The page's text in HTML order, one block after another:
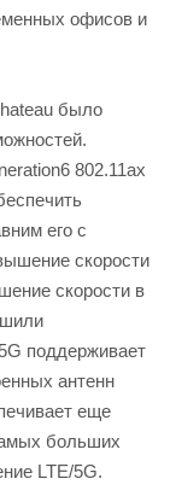
офисов и
было
802.11ax
его с
скорости
скорости в
поддерживает
антенн
еще
больших
LTE/5G.